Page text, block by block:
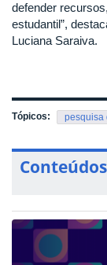
defender
estudantil”,
Luciana Saraiva.
Tópicos: pesquisa